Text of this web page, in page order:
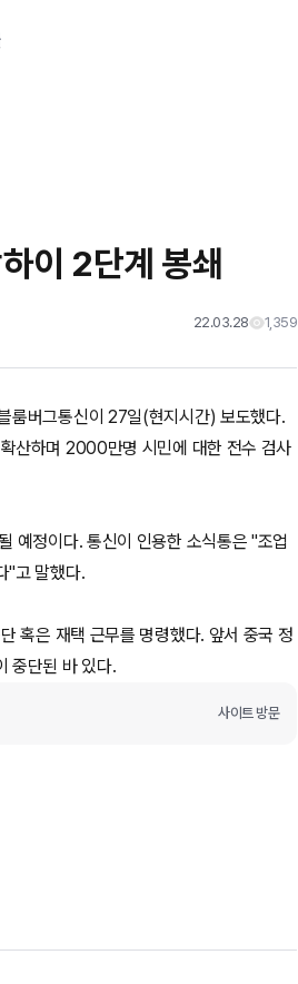
이 2단계 봉쇄
22.03.28 1,359
룸버그통신이 27일(현지시간) 보도했다.
산하며 2000만명 시민에 대한 전수 검사
예정이다. 통신이 인용한 소식통은 "조업
"고 말했다.
혹은 재택 근무를 명령했다. 앞서 중국 정
중단된 바 있다.
사이트 방문